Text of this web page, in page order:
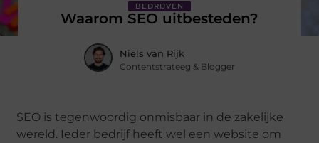
BEDRIJVEN
Waarom SEO uitbesteden?
Niels van Rijk
Contentstrateeg & Blogger
SEO is tegenwoordig onmisbaar in de zakelijke
wereld. Ieder bedrijf heeft wel een website om